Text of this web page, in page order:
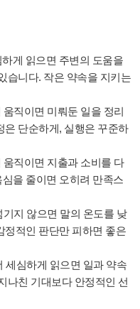
게 읽으면 주변의 도움을
습니다. 작은 약속을 지키는
직이면 미뤄둔 일을 정리
은 단순하게, 실행은 꾸준하
직이면 지출과 소비를 다
을 줄이면 오히려 만족스
지 않으면 말의 온도를 낮
정적인 판단만 피하면 좋은
세심하게 읽으면 일과 약속
나친 기대보다 안정적인 선